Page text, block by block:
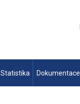
Statistika Dokumentace